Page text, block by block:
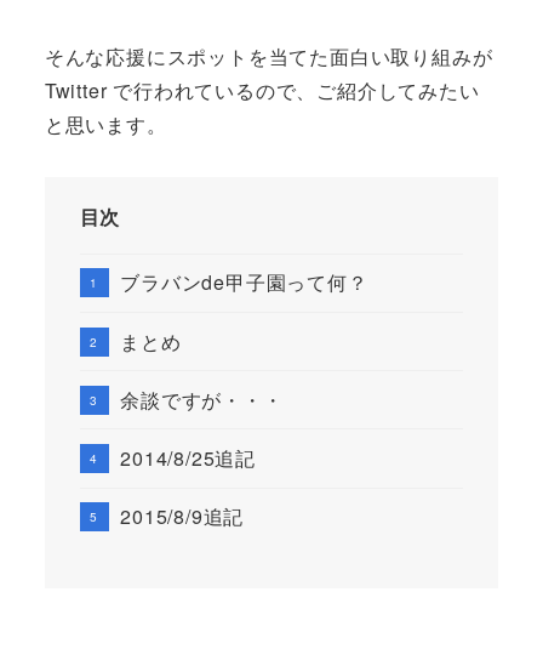
そんな応援にスポットを当てた面白い取り組みが
Twitter で行われているので、ご紹介してみたい
と思います。
目次
ブラバンde甲子園って何？
まとめ
余談ですが・・・
2014/8/25追記
2015/8/9追記